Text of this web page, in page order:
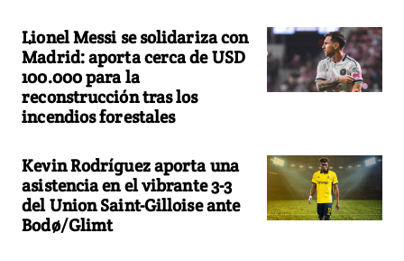
Lionel Messi se solidariza con
Madrid: aporta cerca de USD
100.000 para la
reconstrucción tras los
incendios forestales
Kevin Rodríguez aporta una
asistencia en el vibrante 3-3
del Union Saint-Gilloise ante
Bodø/Glimt